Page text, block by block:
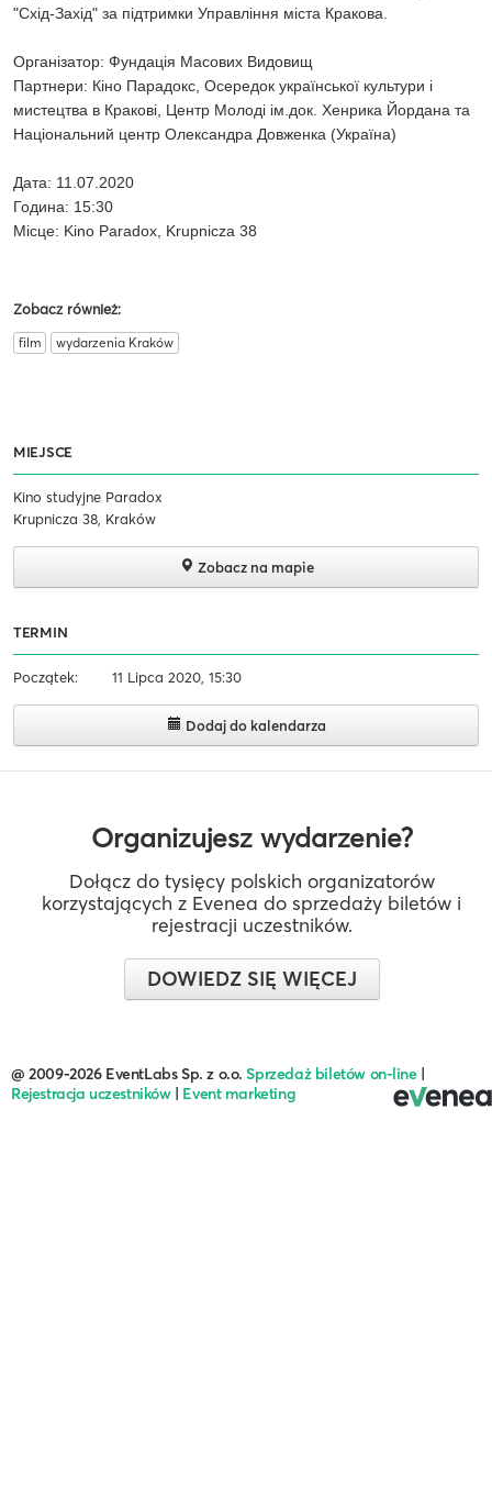
"Схід-Захід" за підтримки Управління міста Кракова.
Організатор: Фундація Масових Видовищ
Партнери: Кіно Парадокс, Осередок української культури і
мистецтва в Кракові, Центр Молоді ім.док. Хенрика Йордана та
Національний центр Олександра Довженка (Україна)
Дата: 11.07.2020
Година: 15:30
Місце: Kino Paradox, Krupnicza 38
Zobacz również:
film wydarzenia Kraków
MIEJSCE
Kino studyjne Paradox
Krupnicza 38, Kraków
Zobacz na mapie
TERMIN
Początek: 11 Lipca 2020, 15:30
Dodaj do kalendarza
Organizujesz wydarzenie?
Dołącz do tysięcy polskich organizatorów
korzystających z Evenea do sprzedaży biletów i
rejestracji uczestników.
DOWIEDZ SIĘ WIĘCEJ
@ 2009-2026 EventLabs Sp. z o.o.Sprzedaż biletów on-line|
Rejestracja uczestników| Event marketing